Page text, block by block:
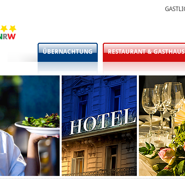
ÜBERNACHTUNG RESTAURANT & GASTHAUS